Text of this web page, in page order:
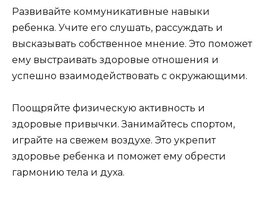
Развивайте коммуникативные навыки
ребенка. Учите его слушать, рассуждать и
высказывать собственное мнение. Это поможет
ему выстраивать здоровые отношения и
успешно взаимодействовать с окружающими.
Поощряйте физическую активность и
здоровые привычки. Занимайтесь спортом,
играйте на свежем воздухе. Это укрепит
здоровье ребенка и поможет ему обрести
гармонию тела и духа.